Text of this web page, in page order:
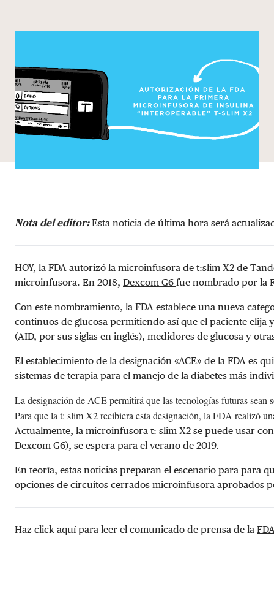
Nota del editor:Esta noticia de última hora será
HOY, la FDA autorizó la microinfusora de t:slim X2 de
microinfusora. En 2018, Dexcom G6 fue nombrado por la
Con este nombramiento, la FDA establece una nueva
continuos de glucosa permitiendo así que el paciente
(AID, por sus siglas en inglés), medidores de glucosa y
El establecimiento de la designación «ACE» de la FDA es
sistemas de terapia para el manejo de la diabetes más
La designación de ACE permitirá que las tecnologías futuras
Para que la t: slim X2 recibiera esta designación, la FDA realizó
Actualmente, la microinfusora t: slim X2 se puede usar
Dexcom G6), se espera para el verano de 2019.
En teoría, estas noticias preparan el escenario para para
opciones de circuitos cerrados microinfusora aprobados
Haz click aquí para leer el comunicado de prensa de la